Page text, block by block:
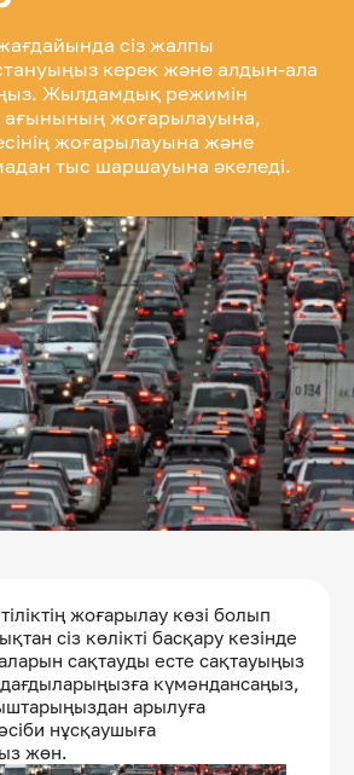
сіз жалпы
керек және алдын-ала
Жылдамдық режимін
ағынының жоғарылауына,
жоғарылауына және
тыс шаршауына әкеледі.
жоғарылау көзі болып
сіз көлікті басқару кезінде
сақтауды есте сақтауыңыз
күмәндансаңыз,
арылуға
нұсқаушыға
жөн.